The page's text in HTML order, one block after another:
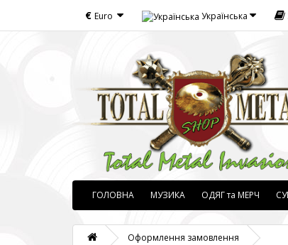
€ Euro Українська
ГОЛОВНА МУЗИКА ОДЯГ та МЕРЧ
Оформлення замовлення